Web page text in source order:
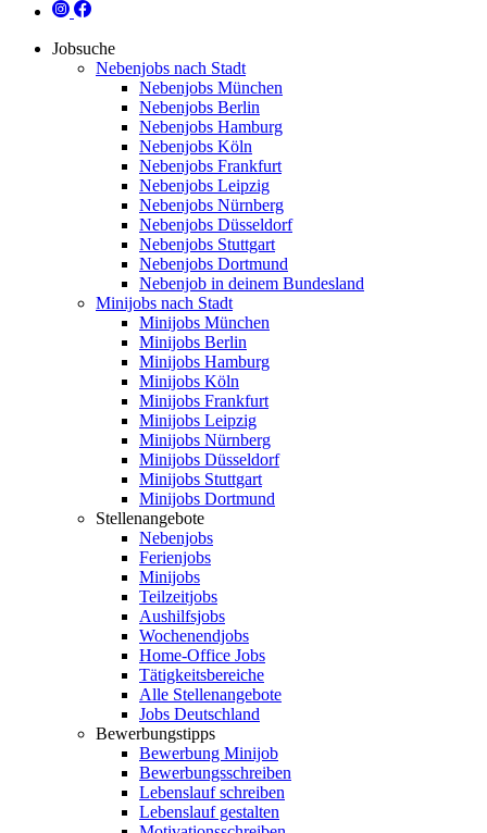
Jobsuche
Nebenjobs nach Stadt
Nebenjobs München
Nebenjobs Berlin
Nebenjobs Hamburg
Nebenjobs Köln
Nebenjobs Frankfurt
Nebenjobs Leipzig
Nebenjobs Nürnberg
Nebenjobs Düsseldorf
Nebenjobs Stuttgart
Nebenjobs Dortmund
Nebenjob in deinem Bundesland
Minijobs nach Stadt
Minijobs München
Minijobs Berlin
Minijobs Hamburg
Minijobs Köln
Minijobs Frankfurt
Minijobs Leipzig
Minijobs Nürnberg
Minijobs Düsseldorf
Minijobs Stuttgart
Minijobs Dortmund
Stellenangebote
Nebenjobs
Ferienjobs
Minijobs
Teilzeitjobs
Aushilfsjobs
Wochenendjobs
Home-Office Jobs
Tätigkeitsbereiche
Alle Stellenangebote
Jobs Deutschland
Bewerbungstipps
Bewerbung Minijob
Bewerbungsschreiben
Lebenslauf schreiben
Lebenslauf gestalten